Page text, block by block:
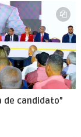
de candidato”